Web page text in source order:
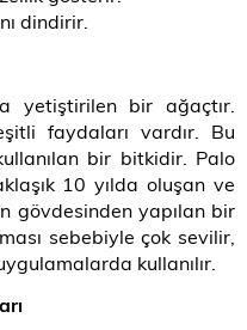
dindirir.
yetiştirilen bir ağaçtır.
faydaları vardır. Bu
bir bitkidir. Palo
10 yılda oluşan ve
gövdesinden yapılan bir
sebebiyle çok sevilir,
kullanılır.